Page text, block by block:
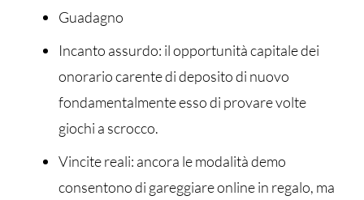
Guadagno
Incanto assurdo: il opportunità capitale dei
onorario carente di deposito di nuovo
fondamentalmente esso di provare volte
giochi a scrocco.
Vincite reali: ancora le modalità demo
consentono di gareggiare online in regalo, ma